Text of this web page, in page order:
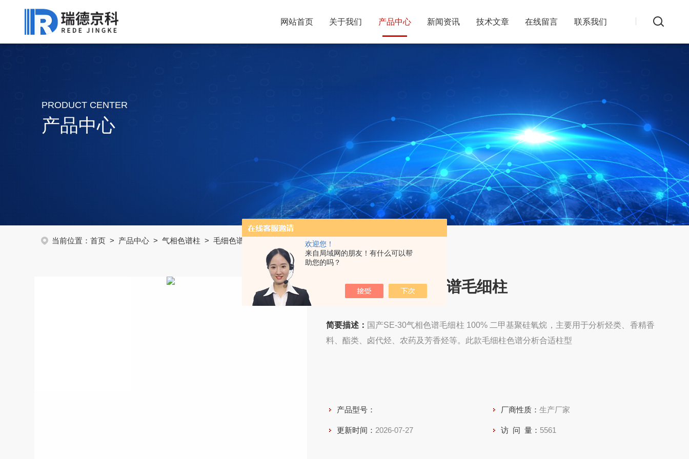
欢迎您！
来自局域网的朋友！有什么可以帮
助您的吗？
网站首页 关于我们 产品中心 新闻资讯 技术文章 在线留言 联系我们
PRODUCT CENTER
产品中心
当前位置：首页 > 产品中心 >气相色谱柱 >毛细色谱柱 > 国产SE-30气相色谱毛细柱
国产SE-30气相色谱毛细柱
简要描述： 国产SE-30气相色谱毛细柱 100% 二甲基聚硅氧烷，主要用于分析烃类、香精香
料、酯类、卤代烃、农药及芳香烃等。此款毛细柱色谱分析合适柱型
产品型号： 厂商性质：生产厂家
更新时间： 2026-07-27 访 问 量： 5561